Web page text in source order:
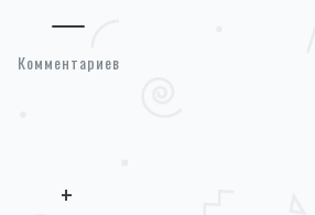
Комментариев
+